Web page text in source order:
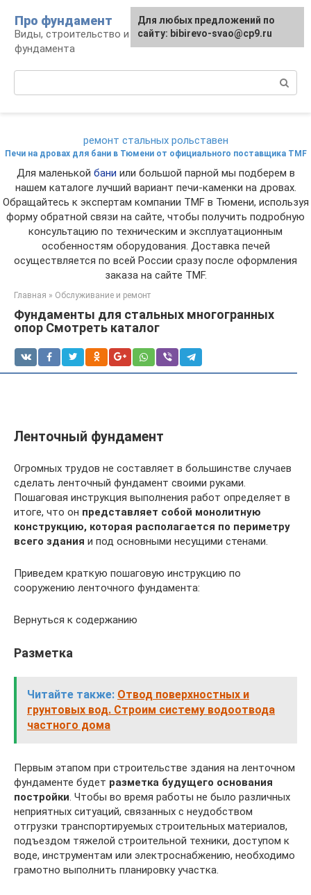
контенту
Про фундамент
Виды, строительство и обустройство
фундамента
ремонт стальных рольставен
Печи на дровах для бани в Тюмени от официального поставщика TMF
Для маленькой бани или большой парной мы подберем в
нашем каталоге лучший вариант печи-каменки на дровах.
Обращайтесь к экспертам компании TMF в Тюмени, используя
форму обратной связи на сайте, чтобы получить подробную
консультацию по техническим и эксплуатационным
особенностям оборудования. Доставка печей
осуществляется по всей России сразу после оформления
заказа на сайте TMF.
Главная » Обслуживание и ремонт
Фундаменты для стальных многогранных
опор Смотреть каталог
Ленточный фундамент
Огромных трудов не составляет в большинстве случаев
сделать ленточный фундамент своими руками.
Пошаговая инструкция выполнения работ определяет в
итоге, что он представляет собой монолитную
конструкцию, которая располагается по периметру
всего здания и под основными несущими стенами.
Приведем краткую пошаговую инструкцию по
сооружению ленточного фундамента:
Вернуться к содержанию
Разметка
Читайте также: Отвод поверхностных и
грунтовых вод. Строим систему водоотвода
частного дома
Первым этапом при строительстве здания на ленточном
фундаменте будет разметка будущего основания
постройки. Чтобы во время работы не было различных
неприятных ситуаций, связанных с неудобством
отгрузки транспортируемых строительных материалов,
подъездом тяжелой строительной техники, доступом к
воде, инструментам или электроснабжению, необходимо
грамотно выполнить планировку участка.
Для любых предложений по
сайту: bibirevo-svao@cp9.ru